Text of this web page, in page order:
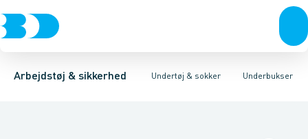
Arbejdstøj & sikkerhed Undertøj & sokker
Trøjer & t-shirtsBukser Overtøj & huerUndertøj & sokkerSko
Underbukser
Underbukser Undertrøjer SokkerFlammehæmmende
BoxershortsLange underbukserTermo underbukser